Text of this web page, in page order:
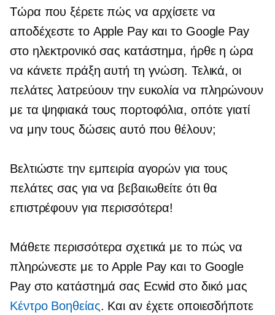
Τώρα που ξέρετε πώς να αρχίσετε να
αποδέχεστε το Apple Pay και το Google Pay
στο ηλεκτρονικό σας κατάστημα, ήρθε η ώρα
να κάνετε πράξη αυτή τη γνώση. Τελικά, οι
πελάτες λατρεύουν την ευκολία να πληρώνουν
με τα ψηφιακά τους πορτοφόλια, οπότε γιατί
να μην τους δώσεις αυτό που θέλουν;
Βελτιώστε την εμπειρία αγορών για τους
πελάτες σας για να βεβαιωθείτε ότι θα
επιστρέφουν για περισσότερα!
Μάθετε περισσότερα σχετικά με το πώς να
πληρώνεστε με το Apple Pay και το Google
Pay στο κατάστημά σας Ecwid στο δικό μας
Κέντρο Bοηθείας. Και αν έχετε οποιεσδήποτε